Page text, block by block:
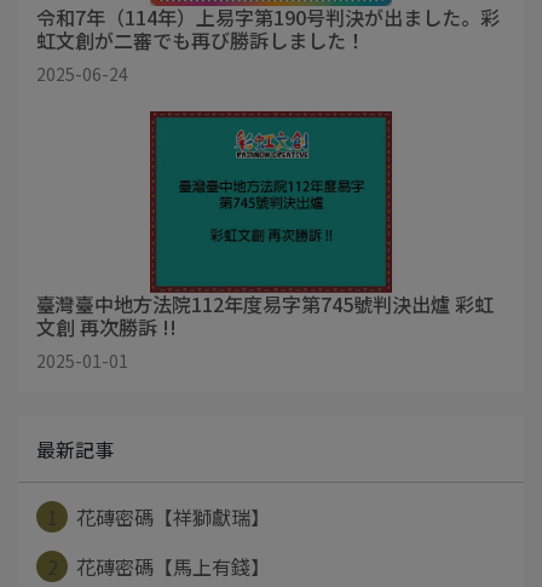
令和7年（114年）上易字第190号判決が出ました。彩
虹文創が二審でも再び勝訴しました！
2025-06-24
臺灣臺中地方法院112年度易字第745號判決出爐 彩虹
文創 再次勝訴 !!
2025-01-01
最新記事
花磚密碼【祥獅獻瑞】
花磚密碼【馬上有錢】